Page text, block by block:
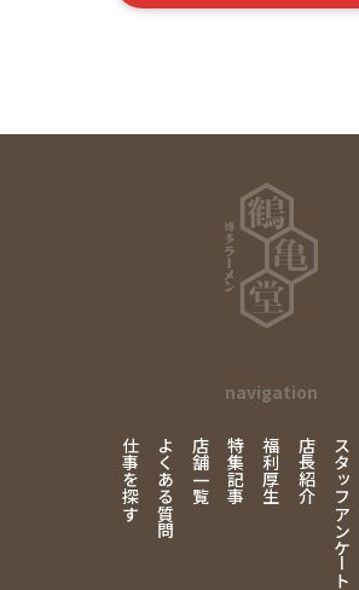
navigation
スタッフアンケート
店長紹介
福利厚生
特集記事
店舗一覧
よくある質問
仕事を探す